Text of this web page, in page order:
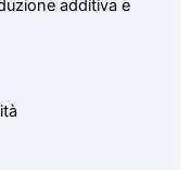
additiva e